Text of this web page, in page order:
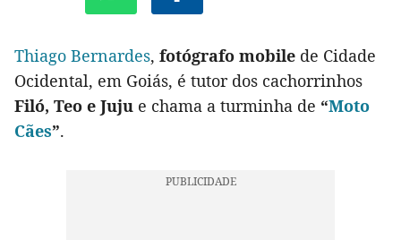
Thiago Bernardes, fotógrafo mobile de Cidade
Ocidental, em Goiás, é tutor dos cachorrinhos
Filó, Teo e Juju e chama a turminha de “Moto
Cães”.